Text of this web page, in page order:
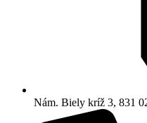
Nám. Biely kríž 3, 831